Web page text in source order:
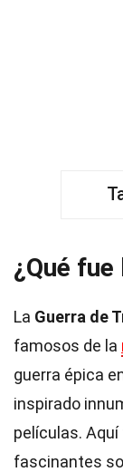
¿Qué
La Guerra de
famosos de la
guerra épica
inspirado
películas.
fascinantes